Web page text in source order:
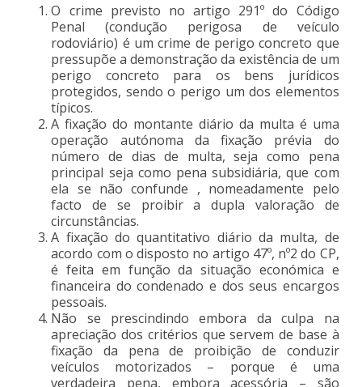
O crime previsto no artigo 291º do Código
Penal (condução perigosa de veículo
rodoviário) é um crime de perigo concreto que
pressupõe a demonstração da existência de um
perigo concreto para os bens jurídicos
protegidos, sendo o perigo um dos elementos
típicos.
A fixação do montante diário da multa é uma
operação autónoma da fixação prévia do
número de dias de multa, seja como pena
principal seja como pena subsidiária, que com
ela se não confunde , nomeadamente pelo
facto de se proibir a dupla valoração de
circunstâncias.
A fixação do quantitativo diário da multa, de
acordo com o disposto no artigo 47º, nº2 do CP,
é feita em função da situação económica e
financeira do condenado e dos seus encargos
pessoais.
Não se prescindindo embora da culpa na
apreciação dos critérios que servem de base à
fixação da pena de proibição de conduzir
veículos motorizados – porque é uma
verdadeira pena, embora acessória – são